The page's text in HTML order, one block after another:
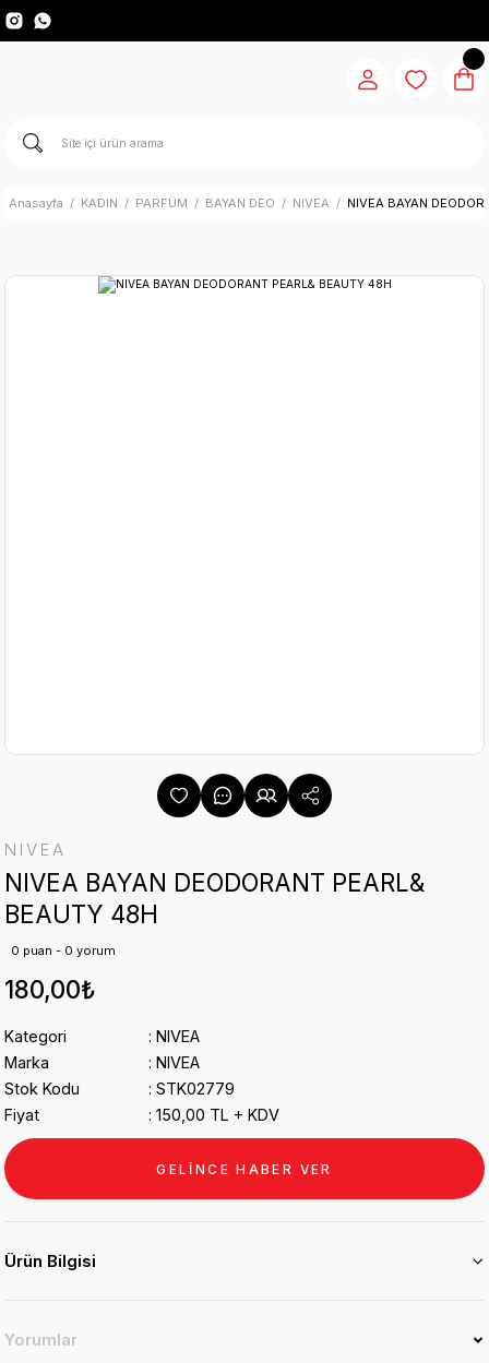
Anasayfa KADIN PARFÜM BAYAN DEO NIVEA NIVEA BAYAN
NIVEA
NIVEA BAYAN DEODORANT PEARL&
BEAUTY 48H
0 puan - 0 yorum
180,00₺
Kategori
NIVEA
Marka
NIVEA
Stok Kodu
STK02779
Fiyat
150,00 TL + KDV
GELİNCE HABER VER
Ürün Bilgisi
Yorumlar